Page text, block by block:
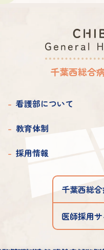
2025年 1月
2023年 3月
2023年 2月
2022年 3月
2022年 2月
2022年 1月
2021年 5月
2021年 4月
2021年 3月
2021年 2月
2021年 1月
2020年 6月
2020年 4月
2020年 3月
2020年 2月
2019年 6月
2019年 4月
2019年 3月
2019年 2月
2019年 1月
千葉西総合
看護部について
教育体制
採用情報
千葉西総
医師採用